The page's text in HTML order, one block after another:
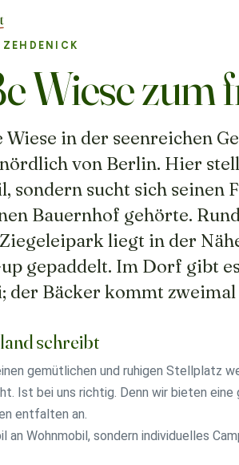
ZEHDENICK
Wiese zum
Wiese in der seenreichen
von Berlin. Hier
sondern sucht sich seinen
Bauernhof gehörte.
liegt in der
gepaddelt. Im Dorf gibt
der Bäcker kommt
schreibt
gemütlichen und ruhigen Stellplatz
Ist bei uns richtig. Denn wir bieten eine
entfalten an.
an Wohnmobil, sondern individuelles